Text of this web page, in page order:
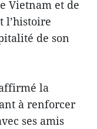
Vietnam et de
l’histoire
de son
la
à renforcer
ses amis